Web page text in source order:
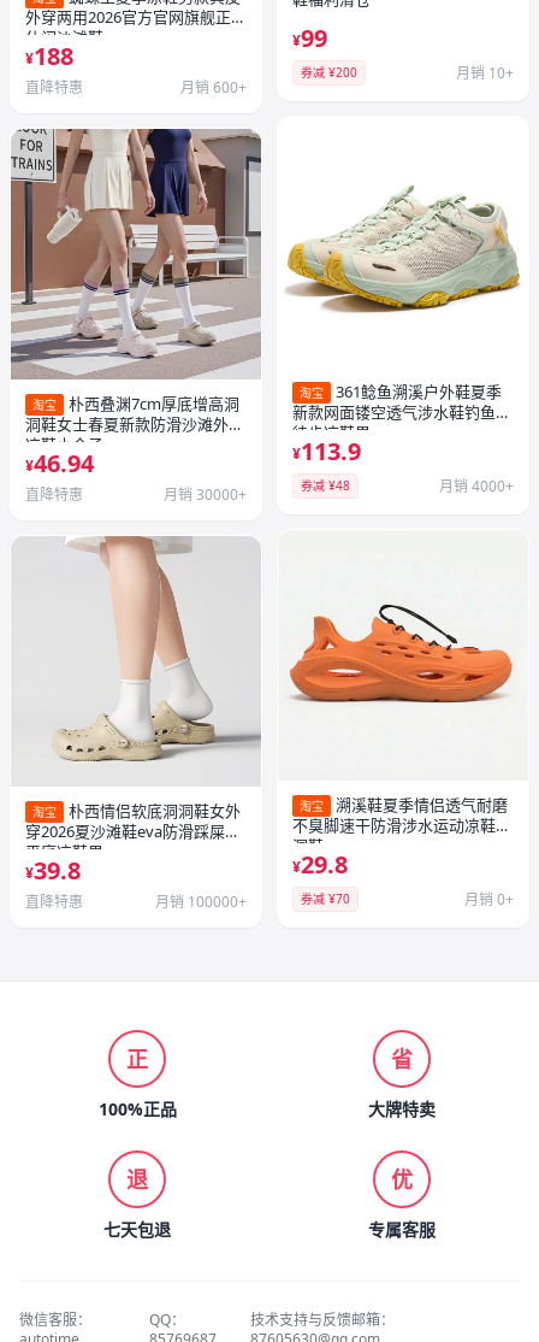
外穿两用2026官方官网旗舰正品
休闲沙滩鞋
¥188
直降特惠 月销 600+
淘宝
朴西叠渊7cm厚底增高洞
洞鞋女士春夏新款防滑沙滩外穿
凉鞋小个子
¥46.94
直降特惠 月销 30000+
淘宝
朴西情侣软底洞洞鞋女外
穿2026夏沙滩鞋eva防滑踩屎感
平底凉鞋男
¥39.8
直降特惠 月销 100000+
¥99
券减 ¥200 月销 10+
淘宝
361鲶鱼溯溪户外鞋夏季
新款网面镂空透气涉水鞋钓鱼鞋
徒步凉鞋男
¥113.9
券减 ¥48 月销 4000+
淘宝
溯溪鞋夏季情侣透气耐磨
不臭脚速干防滑涉水运动凉鞋洞
洞鞋
¥29.8
券减 ¥70 月销 0+
正
100%正品
省
大牌特卖
退
七天包退
优
专属客服
微信客服：
QQ：
技术支持与反馈邮箱：